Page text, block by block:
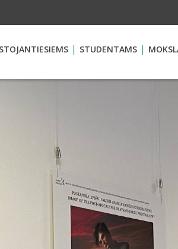
STOJANTIESIEMS STUDENTAMS